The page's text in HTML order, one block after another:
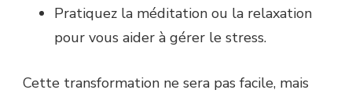
Pratiquez la méditation ou la relaxation
pour vous aider à gérer le stress.
Cette transformation ne sera pas facile, mais